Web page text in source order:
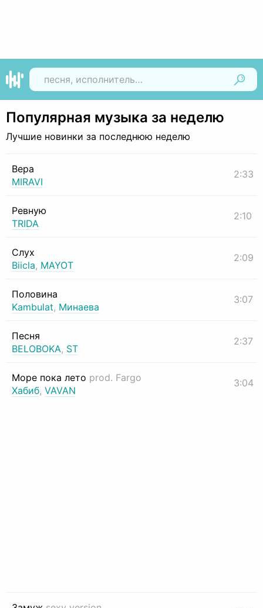
Популярная музыка за неделю
Лучшие новинки за последнюю неделю
Вера
MIRAVI
2:33
Ревную
TRIDA
2:10
Слух
Biicla, MAYOT
2:09
Половина
Kambulat, Минаева
3:07
Песня
BELOBOKA, ST
2:37
Море пока лето prod. Fargo
Хабиб, VAVAN
3:04